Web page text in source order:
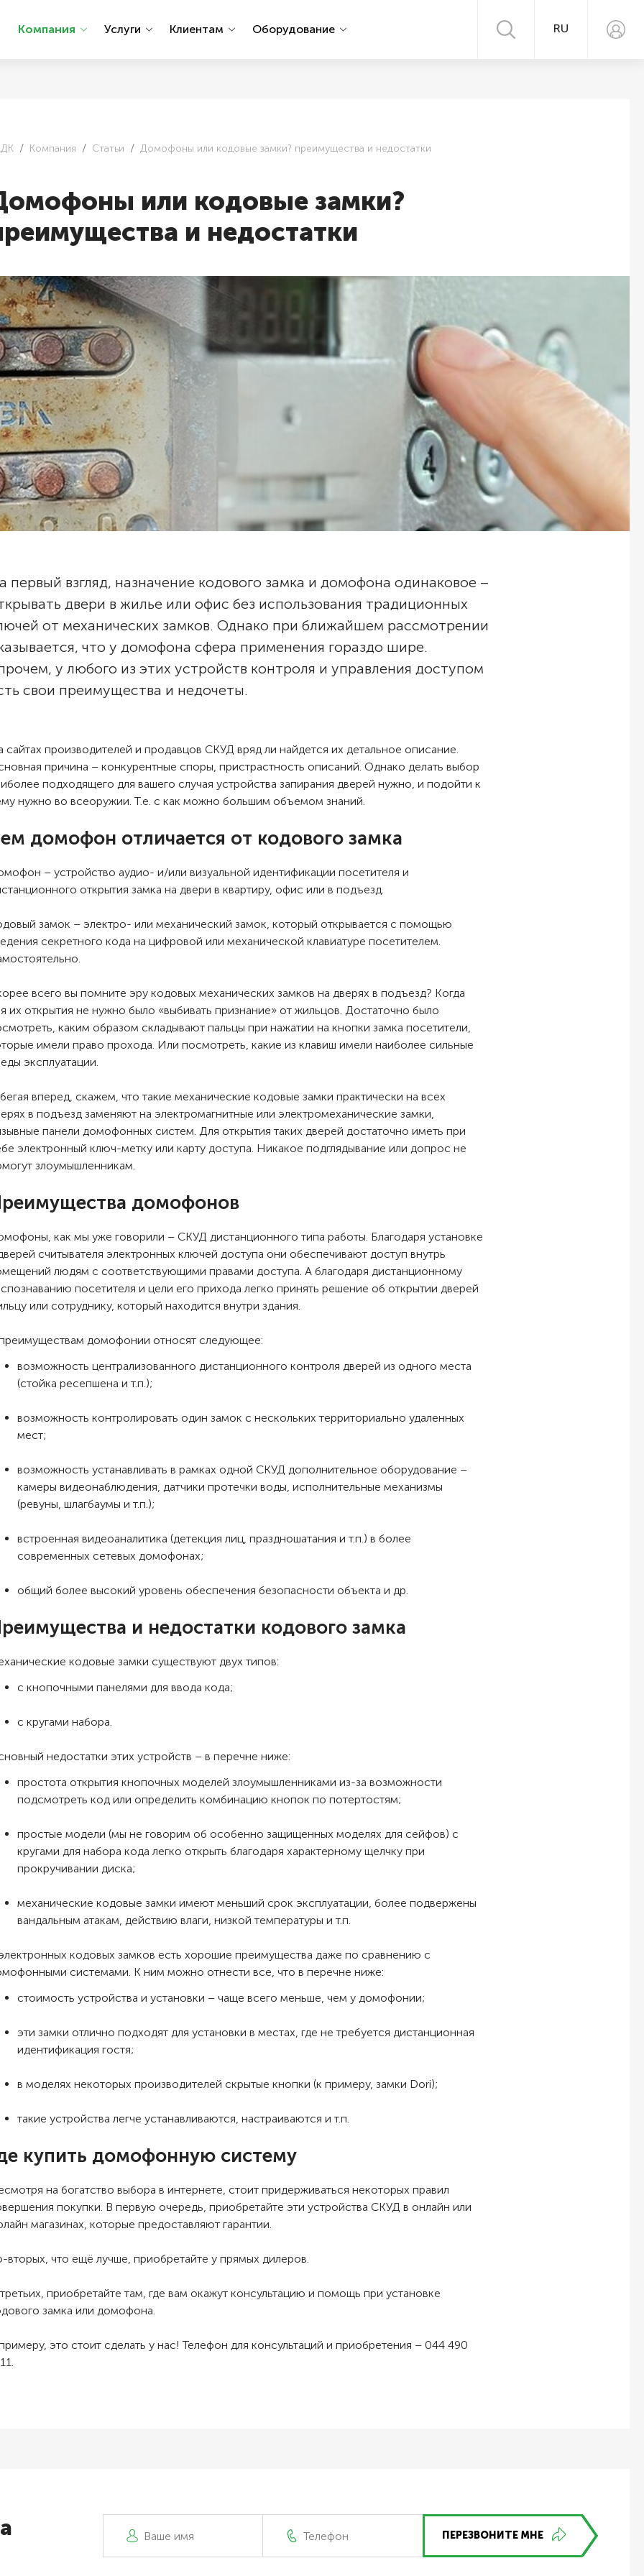
RU
Компания Услуги Клиентам Оборудование
Компания Статьи Домофоны или кодовые замки? преимущества и недостатки
или кодовые замки?
и недостатки
первый взгляд, назначение кодового замка и домофона одинаковое –
двери в жилье или офис без использования традиционных
от механических замков. Однако при ближайшем рассмотрении
что у домофона сфера применения гораздо шире.
у любого из этих устройств контроля и управления доступом
свои преимущества и недочеты.
сайтах производителей и продавцов СКУД вряд ли найдется их детальное описание.
причина – конкурентные споры, пристрастность описаний. Однако делать выбор
подходящего для вашего случая устройства запирания дверей нужно, и подойти к
нужно во всеоружии. Т.е. с как можно большим объемом знаний.
домофон отличается от кодового замка
– устройство аудио- и/или визуальной идентификации посетителя и
открытия замка на двери в квартиру, офис или в подъезд.
замок – электро- или механический замок, который открывается с помощью
секретного кода на цифровой или механической клавиатуре посетителем.
всего вы помните эру кодовых механических замков на дверях в подъезд? Когда
их открытия не нужно было «выбивать признание» от жильцов. Достаточно было
каким образом складывают пальцы при нажатии на кнопки замка посетители,
имели право прохода. Или посмотреть, какие из клавиш имели наиболее сильные
эксплуатации.
вперед, скажем, что такие механические кодовые замки практически на всех
в подъезд заменяют на электромагнитные или электромеханические замки,
панели домофонных систем. Для открытия таких дверей достаточно иметь при
электронный ключ-метку или карту доступа. Никакое подглядывание или допрос не
злоумышленникам.
домофонов
как мы уже говорили – СКУД дистанционного типа работы. Благодаря установке
считывателя электронных ключей доступа они обеспечивают доступ внутрь
людям с соответствующими правами доступа. А благодаря дистанционному
посетителя и цели его прихода легко принять решение об открытии дверей
или сотруднику, который находится внутри здания.
домофонии относят следующее:
возможность централизованного дистанционного контроля дверей из одного места
(стойка ресепшена и т.п.);
возможность контролировать один замок с нескольких территориально удаленных
мест;
возможность устанавливать в рамках одной СКУД дополнительное оборудование –
камеры видеонаблюдения, датчики протечки воды, исполнительные механизмы
(ревуны, шлагбаумы и т.п.);
встроенная видеоаналитика (детекция лиц, праздношатания и т.п.) в более
современных сетевых домофонах;
общий более высокий уровень обеспечения безопасности объекта и др.
и недостатки кодового замка
кодовые замки существуют двух типов:
с кнопочными панелями для ввода кода;
с кругами набора.
недостатки этих устройств – в перечне ниже:
простота открытия кнопочных моделей злоумышленниками из-за возможности
подсмотреть код или определить комбинацию кнопок по потертостям;
простые модели (мы не говорим об особенно защищенных моделях для сейфов) с
кругами для набора кода легко открыть благодаря характерному щелчку при
прокручивании диска;
механические кодовые замки имеют меньший срок эксплуатации, более подвержены
вандальным атакам, действию влаги, низкой температуры и т.п.
кодовых замков есть хорошие преимущества даже по сравнению с
системами. К ним можно отнести все, что в перечне ниже:
стоимость устройства и установки – чаще всего меньше, чем у домофонии;
эти замки отлично подходят для установки в местах, где не требуется дистанционная
идентификация гостя;
в моделях некоторых производителей скрытые кнопки (к примеру, замки Dori);
такие устройства легче устанавливаются, настраиваются и т.п.
купить домофонную систему
на богатство выбора в интернете, стоит придерживаться некоторых правил
покупки. В первую очередь, приобретайте эти устройства СКУД в онлайн или
магазинах, которые предоставляют гарантии.
вторых, что ещё лучше, приобретайте у прямых дилеров.
приобретайте там, где вам окажут консультацию и помощь при установке
замка или домофона.
это стоит сделать у нас! Телефон для консультаций и приобретения – 044 490
ПЕРЕЗВОНИТЕ МНЕ